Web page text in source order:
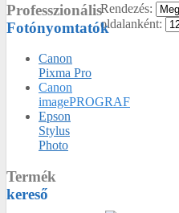
Rendezés:
oldalanként:
Professzionális
Fotónyomtatók
Canon
Pixma Pro
Canon
imagePROGRAF
Epson
Stylus
Photo
Termék
kereső